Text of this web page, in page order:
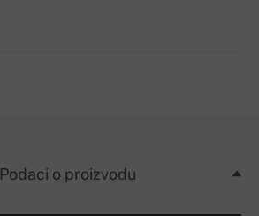
Podaci o proizvodu